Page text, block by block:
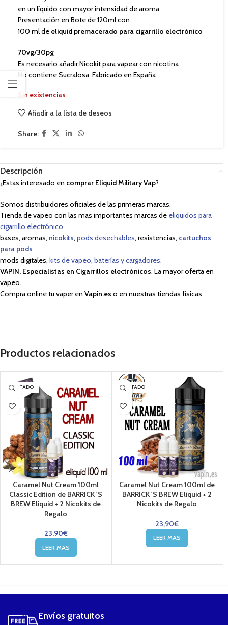
en un líquido con mayor intensidad de aroma.
Presentación en Bote de 120ml con
100 ml de eliquid premacerado para cigarrillo electrónico
70vg/30pg
Es necesario añadir Nicokit para vapear con nicotina
No contiene Sucralosa. Fabricado en España
Sin existencias
Añadir a la lista de deseos
Share:
Descripción
¿Estas interesado en comprar Eliquid Military Vap?
Somos distribuidores oficiales de las primeras marcas.
Tienda de vapeo con las mas importantes marcas de eliquidos para
cigarrillo electrónico
bases, aromas, nicokits, pods desechables, resistencias, cartuchos
para pods
mods digitales, kits de vapeo, baterías y cargadores.
VAPIN, Especialistas en Cigarrillos electrónicos. La mayor oferta en
vapeo.
Compra online tu vaper en Vapin.es o en nuestras tiendas físicas
Productos relacionados
AGOTADO
Caramel Nut Cream 100ml
Classic Edition de BARRICK´S
BREW Eliquid + 2 Nicokits de
Regalo
23,90€
LEER MÁS
AGOTADO
Caramel Nut Cream 100ml de
BARRICK´S BREW Eliquid + 2
Nicokits de Regalo
23,90€
LEER MÁS
Envíos gratuitos